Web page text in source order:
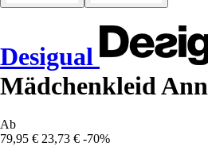
Desigual
Mädchenkleid Ann
Ab
79,95 € 23,73 € -70%